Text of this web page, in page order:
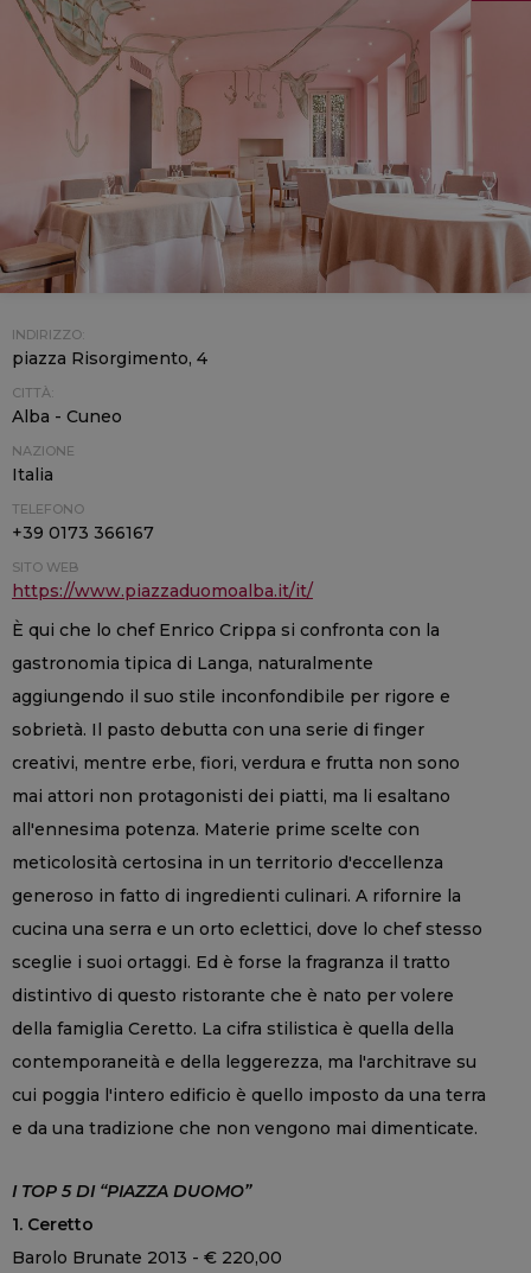
INDIRIZZO:
piazza Risorgimento, 4
CITTÀ:
Alba - Cuneo
NAZIONE
Italia
TELEFONO
+39 0173 366167
SITO WEB
https://www.piazzaduomoalba.it/it/
È qui che lo chef Enrico Crippa si confronta con la
gastronomia tipica di Langa, naturalmente
aggiungendo il suo stile inconfondibile per rigore e
sobrietà. Il pasto debutta con una serie di finger
creativi, mentre erbe, fiori, verdura e frutta non sono
mai attori non protagonisti dei piatti, ma li esaltano
all'ennesima potenza. Materie prime scelte con
meticolosità certosina in un territorio d'eccellenza
generoso in fatto di ingredienti culinari. A rifornire la
cucina una serra e un orto eclettici, dove lo chef stesso
sceglie i suoi ortaggi. Ed è forse la fragranza il tratto
distintivo di questo ristorante che è nato per volere
della famiglia Ceretto. La cifra stilistica è quella della
contemporaneità e della leggerezza, ma l'architrave su
cui poggia l'intero edificio è quello imposto da una terra
e da una tradizione che non vengono mai dimenticate.
I TOP 5 DI “PIAZZA DUOMO”
1. Ceretto
Barolo Brunate 2013 - € 220,00